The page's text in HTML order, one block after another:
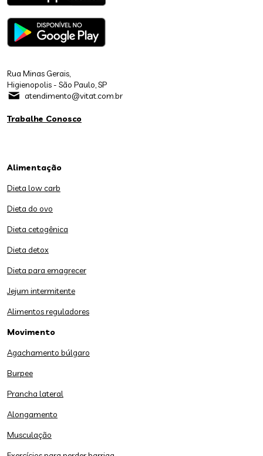
Rua Minas Gerais,
Higienopolis - São Paulo, SP
atendimento@vitat.com.br
Trabalhe Conosco
Alimentação
Dieta low carb
Dieta do ovo
Dieta cetogênica
Dieta detox
Dieta para emagrecer
Jejum intermitente
Alimentos reguladores
Movimento
Agachamento búlgaro
Burpee
Prancha lateral
Alongamento
Musculação